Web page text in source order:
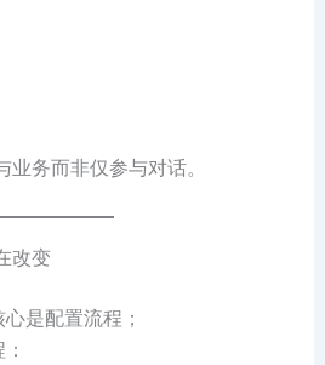
务而非仅参与对话。
改变
是配置流程；